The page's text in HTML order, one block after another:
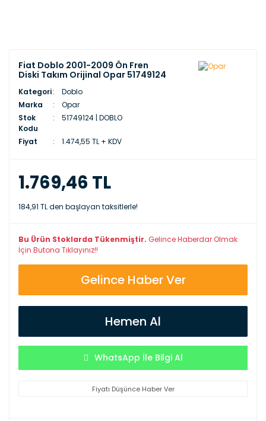
Fiat Doblo 2001-2009 Ön Fren
Diski Takım Orijinal Opar 51749124
Kategori
Doblo
Marka
Opar
Stok
Kodu
51749124 | DOBLO
Fiyat 1.474,55 TL + KDV
1.769,46 TL
184,91 TL den başlayan taksitlerle!
Bu Ürün Stoklarda Tükenmiştir. Gelince Haberdar Olmak
İçin Butona Tıklayınız!!
Gelince Haber Ver
Hemen Al
WhatsApp İle Bilgi Al
Fiyatı Düşünce Haber Ver